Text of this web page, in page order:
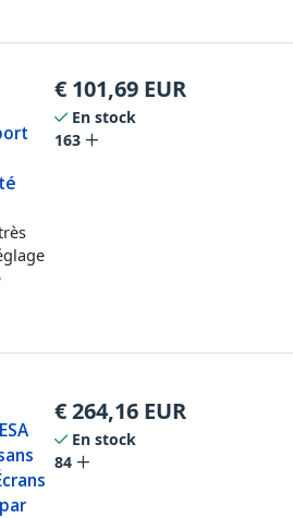
€ 101,69 EUR
En stock
163
€264,16 EUR
En stock
84